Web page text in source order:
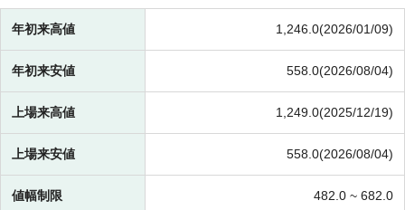
年初来高値 1,246.0(2026/01/09)
年初来安値 558.0(2026/08/04)
上場来高値 1,249.0(2025/12/19)
上場来安値 558.0(2026/08/04)
値幅制限 482.0 ~ 682.0